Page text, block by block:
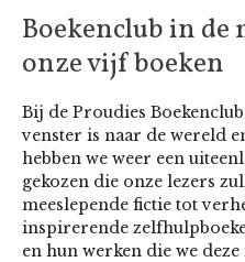
Boekenclub in de
onze vijf boeken
Bij de Proudies
venster is naar de wereld
hebben we weer een
gekozen die onze lezers
meeslepende fictie tot
inspirerende
en hun werken die we